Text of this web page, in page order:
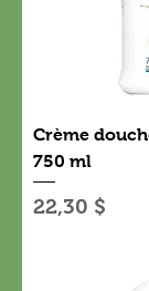
Crème
750 ml
Prix
22,30 $